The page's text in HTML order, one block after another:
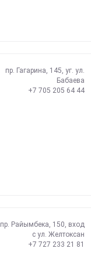
пр. Гагарина, 145, уг. ул.
Бабаева
+7 705 205 64 44
пр. Райымбека, 150, вход
с ул. Желтоксан
+7 727 233 21 81